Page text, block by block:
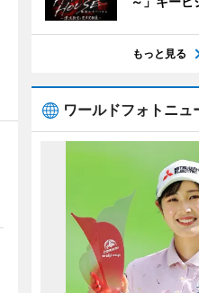
もっと見る
ワールドフォトニュ